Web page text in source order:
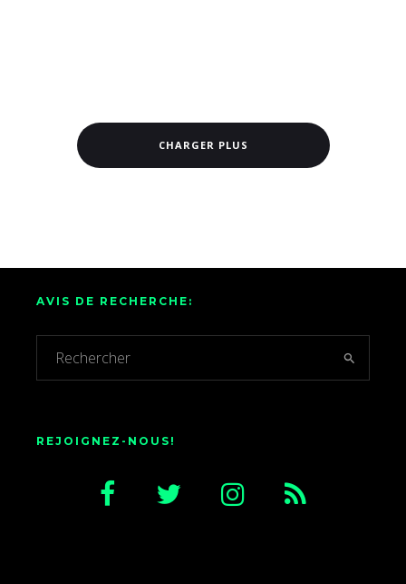
CHARGER PLUS
AVIS DE RECHERCHE:
REJOIGNEZ-NOUS!